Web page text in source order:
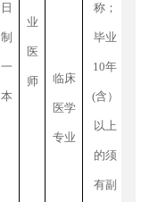
日
制
一
本
业
医
师
称；
毕业
10年
(含）
以上
的须
有副
临床
医学
专业